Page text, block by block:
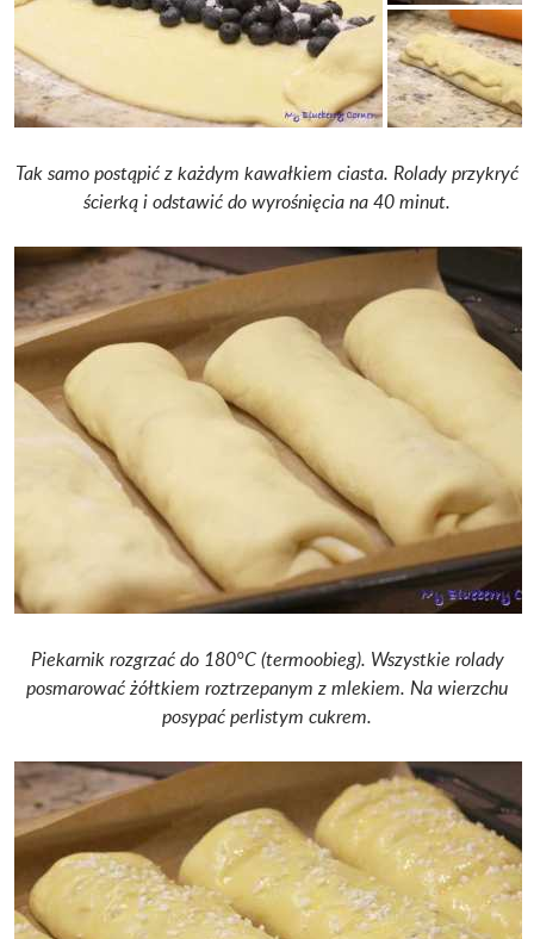
Tak samo postąpić z każdym kawałkiem ciasta. Rolady przykryć
ścierką i odstawić do wyrośnięcia na 40 minut.
Piekarnik rozgrzać do 180°C (termoobieg). Wszystkie rolady
posmarować żółtkiem roztrzepanym z mlekiem. Na wierzchu
posypać perlistym cukrem.